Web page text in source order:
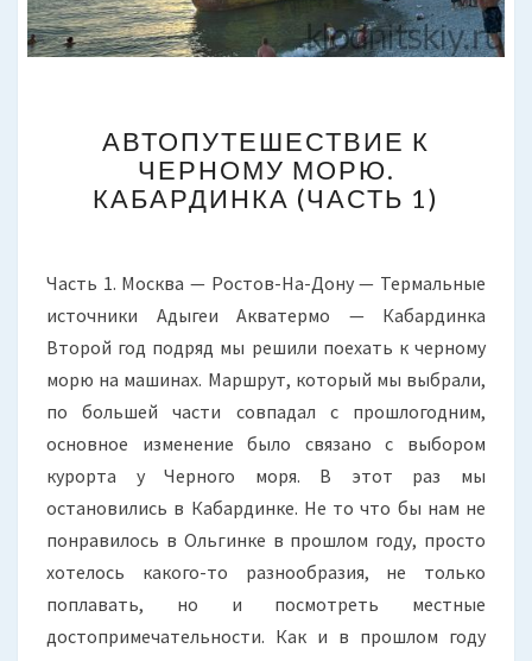
К
ЧЕРНОМУ
МОРЮ.
КАБАРДИНКА
1)
АВТОПУТЕШЕСТВИЕ К
ЧЕРНОМУ МОРЮ.
КАБАРДИНКА (ЧАСТЬ 1)
Часть 1. Москва — Ростов-На-Дону — Термальные
источники Адыгеи Акватермо — Кабардинка
Второй год подряд мы решили поехать к черному
морю на машинах. Маршрут, который мы выбрали,
по большей части совпадал с прошлогодним,
основное изменение было связано с выбором
курорта у Черного моря. В этот раз мы
остановились в Кабардинке. Не то что бы нам не
понравилось в Ольгинке в прошлом году, просто
хотелось какого-то разнообразия, не только
поплавать, но и посмотреть местные
достопримечательности. Как и в прошлом году